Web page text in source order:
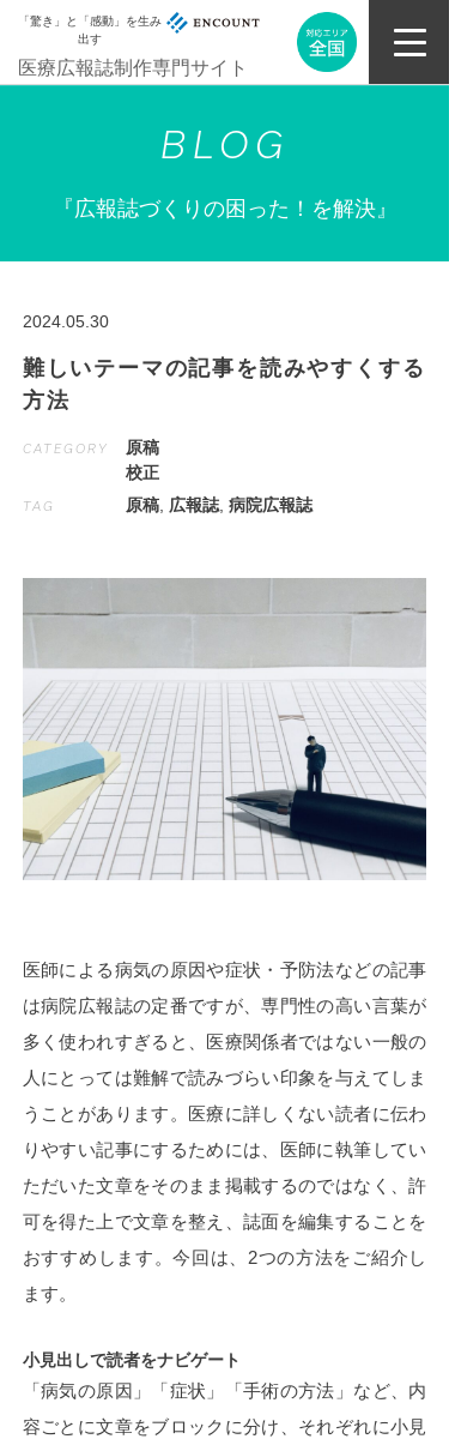
「驚き」と「感動」を生み
出す
医療広報誌制作専門サイト
BLOG
『広報誌づくりの困った！を解決』
2024.05.30
難しいテーマの記事を読みやすくする
方法
CATEGORY
原稿
校正
TAG 原稿, 広報誌, 病院広報誌
医師による病気の原因や症状・予防法などの記事
は病院広報誌の定番ですが、専門性の高い言葉が
多く使われすぎると、医療関係者ではない一般の
人にとっては難解で読みづらい印象を与えてしま
うことがあります。医療に詳しくない読者に伝わ
りやすい記事にするためには、医師に執筆してい
ただいた文章をそのまま掲載するのではなく、許
可を得た上で文章を整え、誌面を編集することを
おすすめします。今回は、2つの方法をご紹介し
ます。
小見出しで読者をナビゲート
「病気の原因」「症状」「手術の方法」など、内
容ごとに文章をブロックに分け、それぞれに小見